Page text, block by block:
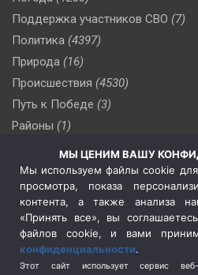
Поддержка участников СВО (7)
Политика (4397)
Природа (16)
Происшествия (4530)
Путь к Победе (3)
Районы (1)
(510)
Сельское хозяйство (3)
Социальная политика
(3)
Спецоперация в Украине
Спецоперация на Украине
(404)
Спорт (740)
МЫ ЦЕНИМ ВАШУ
Мы используем файлы cookie
просмотра, показа
контента, а также анализа
«Принять все», вы
файлов cookie, и вами
конфиденциальности.
Этот сайт использует сервис